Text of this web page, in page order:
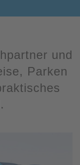
und
Parken